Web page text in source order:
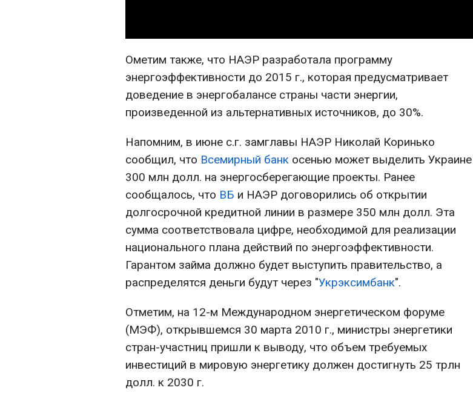
Ометим также, что НАЭР разработала программу
энергоэффективности до 2015 г., которая предусматривает
доведение в энергобалансе страны части энергии,
произведенной из альтернативных источников, до 30%.
Напомним, в июне с.г. замглавы НАЭР Николай Коринько
сообщил, что Всемирный банк осенью может выделить Украине
300 млн долл. на энергосберегающие проекты. Ранее
сообщалось, что ВБ и НАЭР договорились об открытии
долгосрочной кредитной линии в размере 350 млн долл. Эта
сумма соответствовала цифре, необходимой для реализации
национального плана действий по энергоэффективности.
Гарантом займа должно будет выступить правительство, а
распределятся деньги будут через "Укрэксимбанк".
Отметим, на 12-м Международном энергетическом форуме
(МЭФ), открывшемся 30 марта 2010 г., министры энергетики
стран-участниц пришли к выводу, что объем требуемых
инвестиций в мировую энергетику должен достигнуть 25 трлн
долл. к 2030 г.